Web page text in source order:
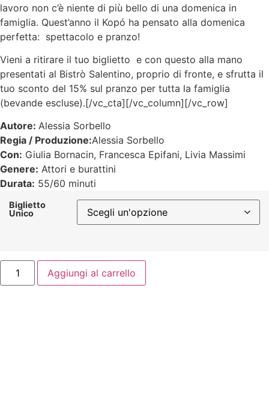
lavoro non c’è niente di più bello di una domenica in
famiglia. Quest’anno il Kopó ha pensato alla domenica
perfetta: spettacolo e pranzo!
Vieni a ritirare il tuo biglietto e con questo alla mano
presentati al Bistrò Salentino, proprio di fronte, e sfrutta il
tuo sconto del 15% sul pranzo per tutta la famiglia
(bevande escluse).[/vc_cta][/vc_column][/vc_row]
Autore: Alessia Sorbello
Regia / Produzione:Alessia Sorbello
Con: Giulia Bornacin, Francesca Epifani, Livia Massimi
Genere: Attori e burattini
Durata: 55/60 minuti
Biglietto
Unico
Aggiungi al carrello